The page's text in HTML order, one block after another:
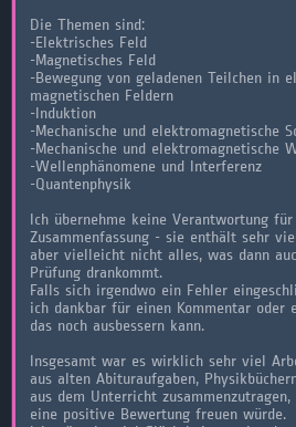
Die Themen sind:
-Elektrisches Feld
-Magnetisches Feld
-Bewegung von geladenen Teilchen in
magnetischen Feldern
-Induktion
-Mechanische und elektromagnetische
-Mechanische und elektromagnetische
-Wellenphänomene und Interferenz
-Quantenphysik
Ich übernehme keine Verantwortung
Zusammenfassung - sie enthält sehr
aber vielleicht nicht alles, was dann
Prüfung drankommt.
Falls sich irgendwo ein Fehler
ich dankbar für einen Kommentar oder
das noch ausbessern kann.
Insgesamt war es wirklich sehr viel
aus alten Abituraufgaben,
aus dem Unterricht
eine positive Bewertung freuen würde.